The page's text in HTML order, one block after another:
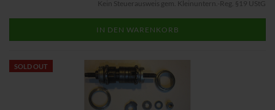
Kein Steuerausweis gem. Kleinuntern.-Reg. §19 UStG
IN DEN WARENKORB
SOLD OUT